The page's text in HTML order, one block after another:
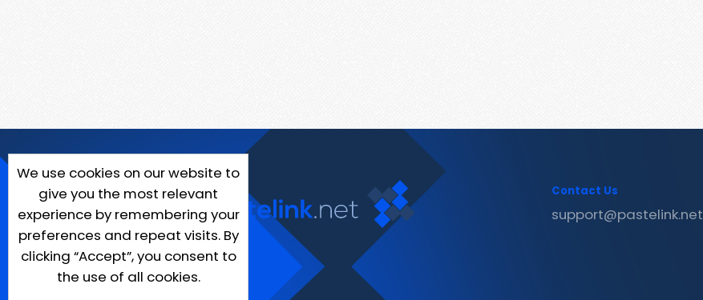
We use cookies on our website to
give you the most relevant
experience by remembering your
preferences and repeat visits. By
clicking “Accept”, you consent to
the use of all cookies.
Contact Us
support@pastelink.net